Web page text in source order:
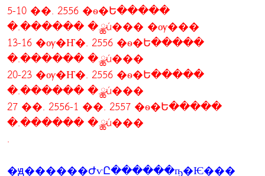
5-10 ��. 2556 �ѳ�Ե�����
�.������ �.ྪú��� �ѹ���
13-16 �ѹ�Ҥ�. 2556 �ѳ�Ե�����
�.������ �.ྪú���
20-23 �ѹ�Ҥ�. 2556 �ѳ�Ե�����
�.������ �.ྪú���
27 ��. 2556-1 ��. 2557 �ѳ�Ե�����
�.������ �.ྪú���
.
�ԭ������ԺѵԸ������ҧ�Ѥ���